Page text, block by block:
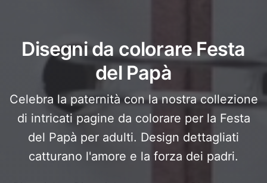
Disegni da colorare Festa
del Papà
Celebra la paternità con la nostra collezione
di intricati pagine da colorare per la Festa
del Papà per adulti. Design dettagliati
catturano l'amore e la forza dei padri.